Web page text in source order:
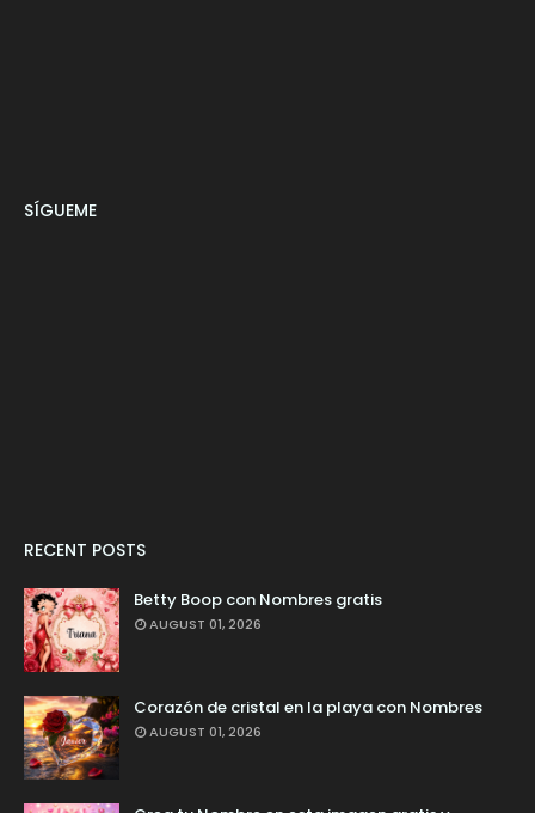
SÍGUEME
RECENT POSTS
Betty Boop con Nombres gratis
AUGUST 01, 2026
Corazón de cristal en la playa con Nombres
AUGUST 01, 2026